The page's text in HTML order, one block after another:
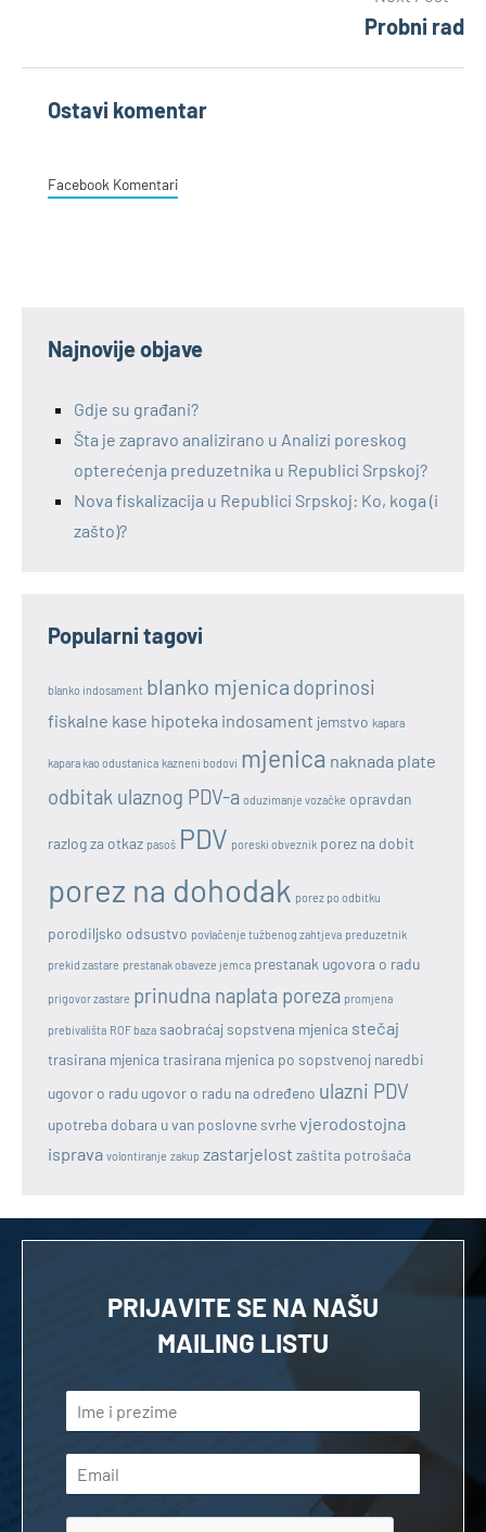
Probni rad
Ostavi komentar
Facebook Komentari
Najnovije objave
Gdje su građani?
Šta je zapravo analizirano u Analizi poreskog
opterećenja preduzetnika u Republici Srpskoj?
Nova fiskalizacija u Republici Srpskoj: Ko, koga (i
zašto)?
Popularni tagovi
blanko indosament blanko mjenica doprinosi
fiskalne kase hipoteka indosament jemstvo kapara
kapara kao odustanica kazneni bodovi mjenica naknada plate
odbitak ulaznog PDV-a oduzimanje vozačke opravdan
razlog za otkaz pasoš PDV poreski obveznik porez na dobit
porez na dohodak porez po odbitku
porodiljsko odsustvo povlačenje tužbenog zahtjeva preduzetnik
prekid zastare prestanak obaveze jemca prestanak ugovora o radu
prigovor zastare prinudna naplata poreza promjena
prebivališta ROF baza saobraćaj sopstvena mjenica stečaj
trasirana mjenica trasirana mjenica po sopstvenoj naredbi
ugovor o radu ugovor o radu na određeno ulazni PDV
upotreba dobara u van poslovne svrhevjerodostojna
isprava volontiranje zakup zastarjelost zaštita potrošača
PRIJAVITE SE NA NAŠU
MAILING LISTU